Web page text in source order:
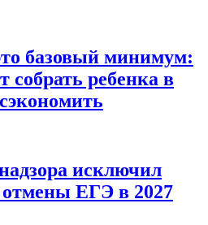
базовый минимум:
собрать ребенка в
исключил
отмены ЕГЭ в 2027